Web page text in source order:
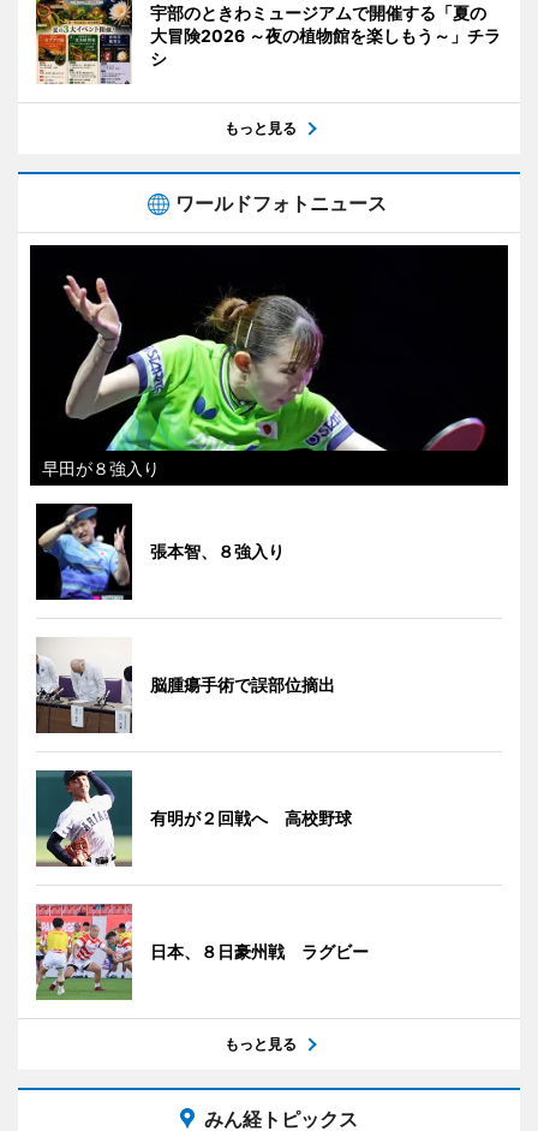
宇部のときわミュージアムで開催する「夏の
大冒険2026 ～夜の植物館を楽しもう～」チラ
シ
もっと見る
ワールドフォトニュース
早田が８強入り
張本智、８強入り
脳腫瘍手術で誤部位摘出
有明が２回戦へ 高校野球
日本、８日豪州戦 ラグビー
もっと見る
みん経トピックス